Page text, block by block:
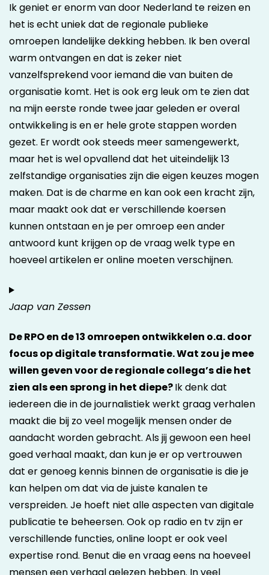
Ik geniet er enorm van door Nederland te reizen en
het is echt uniek dat de regionale publieke
omroepen landelijke dekking hebben. Ik ben overal
warm ontvangen en dat is zeker niet
vanzelfsprekend voor iemand die van buiten de
organisatie komt. Het is ook erg leuk om te zien dat
na mijn eerste ronde twee jaar geleden er overal
ontwikkeling is en er hele grote stappen worden
gezet. Er wordt ook steeds meer samengewerkt,
maar het is wel opvallend dat het uiteindelijk 13
zelfstandige organisaties zijn die eigen keuzes mogen
maken. Dat is de charme en kan ook een kracht zijn,
maar maakt ook dat er verschillende koersen
kunnen ontstaan en je per omroep een ander
antwoord kunt krijgen op de vraag welk type en
hoeveel artikelen er online moeten verschijnen.
Jaap van Zessen
De RPO en de 13 omroepen ontwikkelen o.a. door
focus op digitale transformatie. Wat zou je mee
willen geven voor de regionale collega’s die het
zien als een sprong in het diepe?Ik denk dat
iedereen die in de journalistiek werkt graag verhalen
maakt die bij zo veel mogelijk mensen onder de
aandacht worden gebracht. Als jij gewoon een heel
goed verhaal maakt, dan kun je er op vertrouwen
dat er genoeg kennis binnen de organisatie is die je
kan helpen om dat via de juiste kanalen te
verspreiden. Je hoeft niet alle aspecten van digitale
publicatie te beheersen. Ook op radio en tv zijn er
verschillende functies, online loopt er ook veel
expertise rond. Benut die en vraag eens na hoeveel